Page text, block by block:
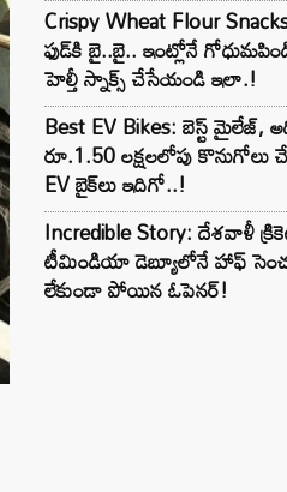
Crispy Wheat Flour
ఫుడ్‌కి బై..బై.. ఇంట్లోనే
హెల్తీ స్నాక్స్ చేసేయండి ఇలా.!
Best EV Bikes: బెస్ట్ మైలేజ్,
రూ.1.50 లక్షలలోపు
EV బైక్‌లు ఇదిగో..!
Incredible Story: దేశవాళీ
టీమిండియా డెబ్యూలోనే హాఫ్
లేకుండా పోయిన ఓపెనర్!